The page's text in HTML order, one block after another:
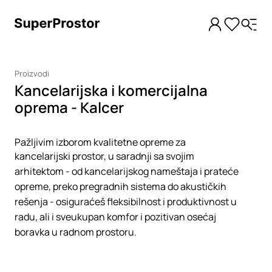
Proizvodi
Kancelarijska i komercijalna
oprema - Kalcer
Pažljivim izborom kvalitetne opreme za
kancelarijski prostor, u saradnji sa svojim
arhitektom - od kancelarijskog nameštaja i prateće
opreme, preko pregradnih sistema do akustičkih
rešenja - osiguraćeš fleksibilnost i produktivnost u
radu, ali i sveukupan komfor i pozitivan osećaj
boravka u radnom prostoru.